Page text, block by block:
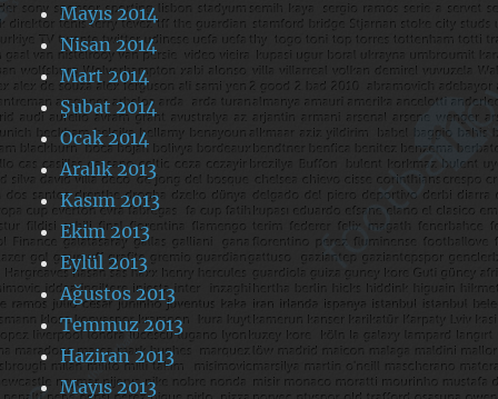
Mayıs 2014
Nisan 2014
Mart 2014
Şubat 2014
Ocak 2014
Aralık 2013
Kasım 2013
Ekim 2013
Eylül 2013
Ağustos 2013
Temmuz 2013
Haziran 2013
Mayıs 2013